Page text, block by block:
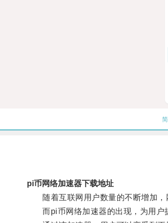
pi币网络加速器下载地址
随着互联网用户数量的不断增加，
而pi币网络加速器的出现，为用户